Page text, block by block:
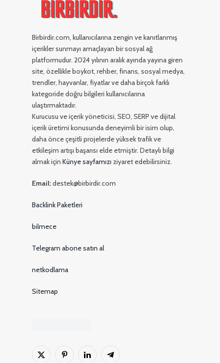
Birbirdir.com, kullanıcılarına zengin ve kanıtlanmış
içerikler sunmayı amaçlayan bir sosyal ağ
platformudur. 2024 yılının aralık ayında yayına giren
site, özellikle boykot, rehber, finans, sosyal medya,
trendler, hayvanlar, fiyatlar ve daha birçok farklı
kategoride doğru bilgileri kullanıcılarına
ulaştırmaktadır.
Kurucusu ve içerik yöneticisi, SEO, SERP ve dijital
içerik üretimi konusunda deneyimli bir isim olup,
daha önce çeşitli projelerde yüksek trafik ve
etkileşim artışı başarısı elde etmiştir. Detaylı bilgi
almak içinKünye sayfamızı ziyaret edebilirsiniz.
Email:destek@birbirdir.com
Backlink Paketleri
bilmece
Telegram abone satın al
netkodlama
Sitemap
X
Pinterest'inLinkedInTelgraf